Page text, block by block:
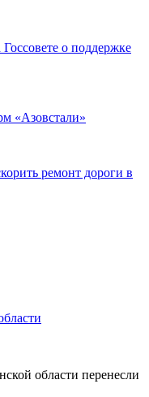
о поддержке
«Азовстали»
ремонт дороги в
области перенесли